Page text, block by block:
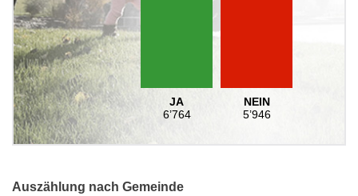
JA
6’764
NEIN
5’946
Auszählung nach Gemeinde